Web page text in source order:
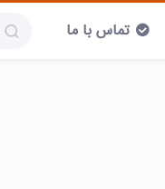
تماس با ما